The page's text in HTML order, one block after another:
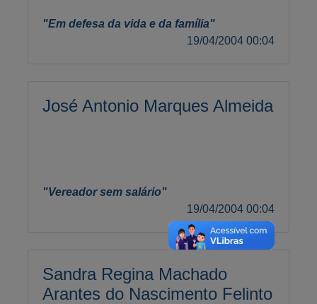
"Em defesa da vida e da família"
19/04/2004 00:04
José Antonio Marques Almeida
"Vereador sem salário"
19/04/2004 00:04
Sandra Regina Machado
Arantes do Nascimento Felinto